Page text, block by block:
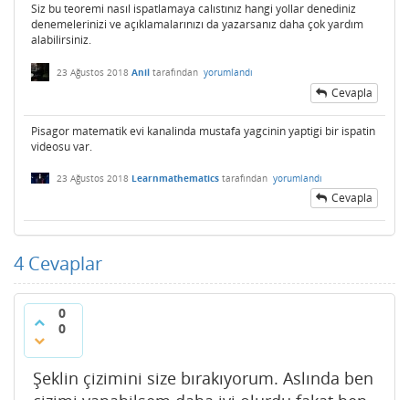
Siz bu teoremi nasıl ispatlamaya calıstınız hangi yollar denediniz
denemelerinizi ve açıklamalarınızı da yazarsanız daha çok yardım
alabilirsiniz.
23 Ağustos 2018 Anil tarafından yorumlandı
Cevapla
Pisagor matematik evi kanalinda mustafa yagcinin yaptigi bir ispatin
videosu var.
23 Ağustos 2018 Learnmathematics tarafından yorumlandı
Cevapla
4 Cevaplar
0
0
Şeklin çizimini size bırakıyorum. Aslında ben